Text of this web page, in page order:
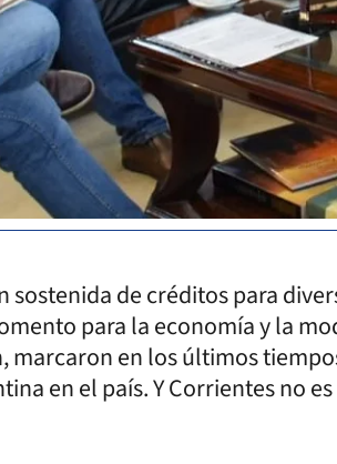
sostenida de créditos para
para la economía y la
marcaron en los últimos
en el país. Y Corrientes no